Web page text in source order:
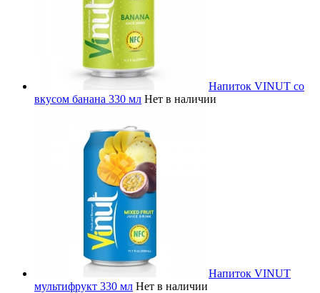
Напиток VINUT со
вкусом банана 330 мл Нет в наличии
Напиток VINUT
мультифрукт 330 мл Нет в наличии